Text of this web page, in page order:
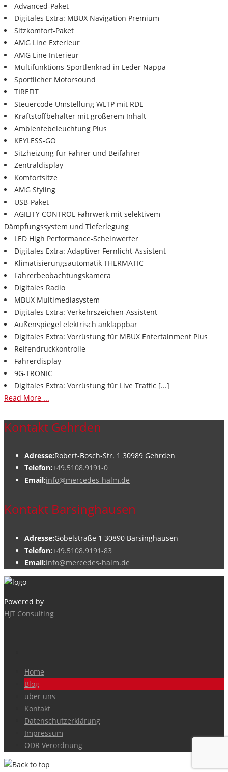
Advanced-Paket
Digitales Extra: MBUX Navigation Premium
Sitzkomfort-Paket
AMG Line Exterieur
AMG Line Interieur
Multifunktions-Sportlenkrad in Leder Nappa
Sportlicher Motorsound
TIREFIT
Steuercode Umstellung WLTP mit RDE
Kraftstoffbehälter mit größerem Inhalt
Ambientebeleuchtung Plus
KEYLESS-GO
Sitzheizung für Fahrer und Beifahrer
Zentraldisplay
Komfortsitze
AMG Styling
USB-Paket
AGILITY CONTROL Fahrwerk mit selektivem
Dämpfungssystem und Tieferlegung
LED High Performance-Scheinwerfer
Digitales Extra: Adaptiver Fernlicht-Assistent
Klimatisierungsautomatik THERMATIC
Fahrerbeobachtungskamera
Digitales Radio
MBUX Multimediasystem
Digitales Extra: Verkehrszeichen-Assistent
Außenspiegel elektrisch anklappbar
Digitales Extra: Vorrüstung für MBUX Entertainment Plus
Reifendruckkontrolle
Fahrerdisplay
9G-TRONIC
Digitales Extra: Vorrüstung für Live Traffic [...]
Read More ...
Kontakt Gehrden
Adresse:Robert-Bosch-Str. 1 30989 Gehrden
Telefon:+49.5108.9191-0
Email:info@mercedes-halm.de
Kontakt Barsinghausen
Adresse:Göbelstraße 1 30890 Barsinghausen
Telefon:+49.5108.9191-83
Email:info@mercedes-halm.de
Powered by
HJT Consulting
Home
Blog
über uns
Kontakt
Datenschutzerklärung
Impressum
ODR Verordnung